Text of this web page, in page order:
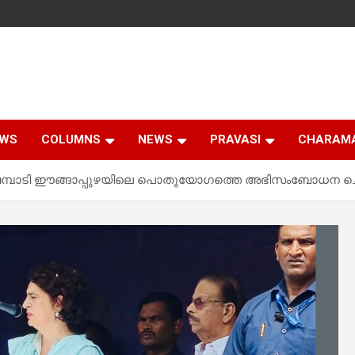
COLUMNS NEWS PRAVASI
ഈങ്ങാപ്പുഴയിലെ പൊതുയോഗത്തെ